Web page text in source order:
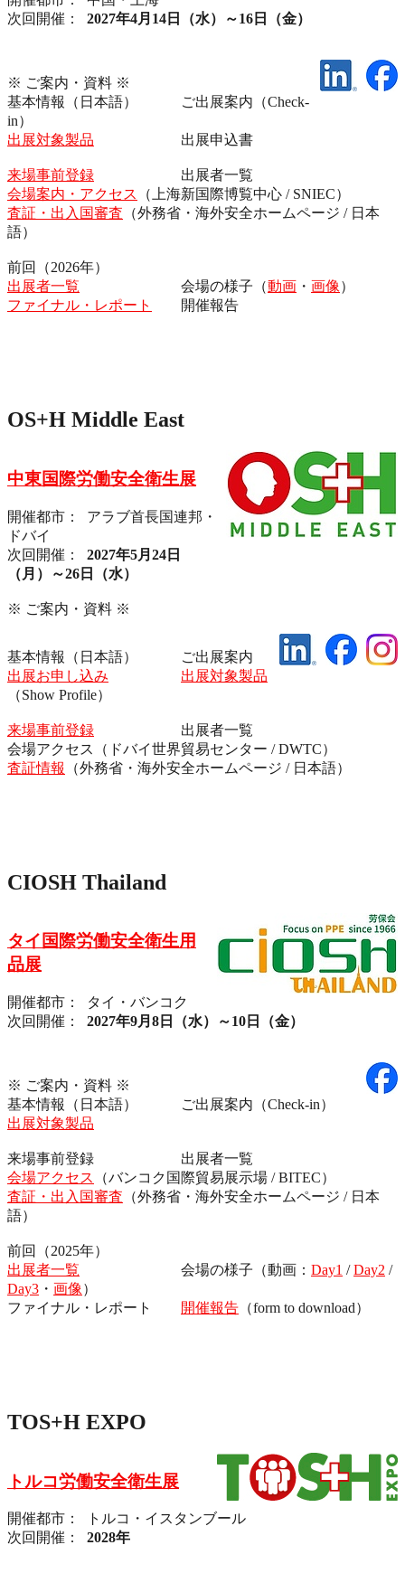
次回開催： 2027年4月14日（水）～16日（金）
※ ご案内・資料 ※
基本情報（日本語） ご出展案内（Check-
in）
出展対象製品 出展申込書
来場事前登録 出展者一覧
会場案内・アクセス
（上海新国際博覧中心 / SNIEC）
査証・出入国審査 （外務省・海外安全ホームページ / 日本
語）
前回（2026年）
出展者一覧 会場の様子（動画 ・ 画像）
ファイナル・レポート
開催報告
OS+H Middle East
中東国際労働安全衛生展
開催都市： アラブ首長国連邦・
ドバイ
次回開催： 2027年5月24日
（月）～26日（水）
※ ご案内・資料 ※
基本情報（日本語） ご出展案内
出展お申し込み
出展対象製品
（Show Profile）
来場事前登録 出展者一覧
会場アクセス（ドバイ世界貿易センター / DWTC）
査証情報
（外務省・海外安全ホームページ / 日本語）
CIOSH Thailand
タイ国際労働安全衛生用
品展
開催都市： タイ・バンコク
次回開催： 2027年9月8日（水）～10日（金）
※ ご案内・資料 ※
基本情報（日本語） ご出展案内（Check-in）
出展対象製品
来場事前登録 出展者一覧
会場アクセス
（バンコク国際貿易展示場 / BITEC）
査証・出入国審査 （外務省・海外安全ホームページ / 日本
語）
前回（2025年）
出展者一覧 会場の様子（動画： Day1 /Day2 /
Day3 ・ 画像）
ファイナル・レポート
開催報告 （form to download）
TOS+H EXPO
トルコ労働安全衛生展
開催都市： トルコ・イスタンブール
次回開催： 2028年